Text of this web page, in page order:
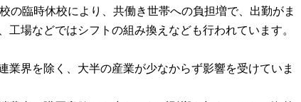
の臨時休校により、共働き世帯への負担増で、出勤がま
工場などではシフトの組み換えなども行われています。
業界を除く、大半の産業が少なからず影響を受けていま